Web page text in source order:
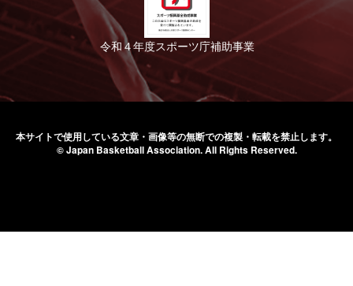
令和４年度スポーツ庁補助事業
本サイトで使用している文章・画像等の無断での複製・転載を禁止します。
© Japan Basketball Association.All Rights Reserved.